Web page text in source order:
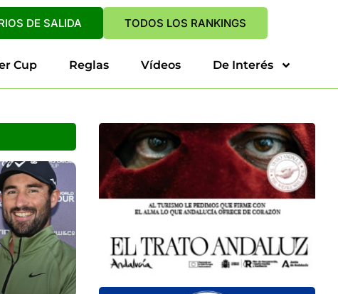
DE SALIDA TODOS LOS RANKINGS
Cup Reglas Vídeos De Interés